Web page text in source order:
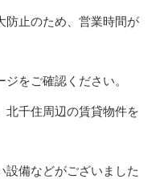
防止のため、営業時間が
をご確認ください。
北千住周辺の賃貸物件を
設備などがございました